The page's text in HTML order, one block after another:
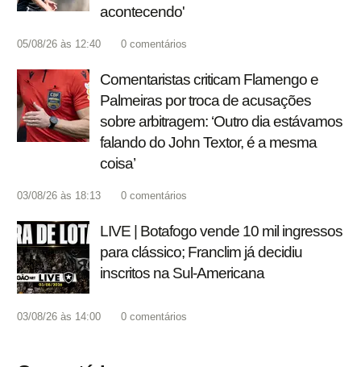
acontecendo'
05/08/26 às 12:40 0 comentários
Comentaristas criticam Flamengo e
Palmeiras por troca de acusações
sobre arbitragem: ‘Outro dia estávamos
falando do John Textor, é a mesma
coisa’
03/08/26 às 18:13 0 comentários
LIVE | Botafogo vende 10 mil ingressos
para clássico; Franclim já decidiu
inscritos na Sul-Americana
03/08/26 às 14:00 0 comentários